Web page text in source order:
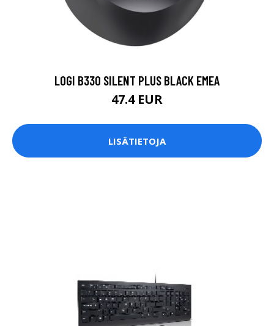
LOGI B330 SILENT PLUS BLACK EMEA
47.4 EUR
LISÄTIETOJA